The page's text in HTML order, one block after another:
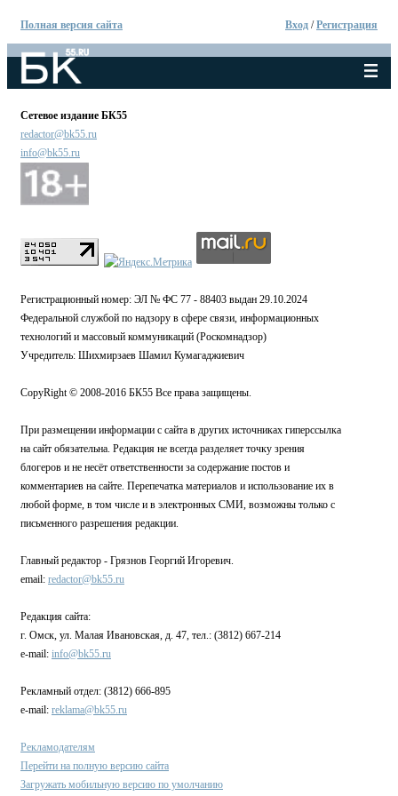
Полная версия сайта Вход /Регистрация
Сетевое издание БК55
redactor@bk55.ru
info@bk55.ru
Регистрационный номер: ЭЛ № ФС 77 - 88403 выдан 29.10.2024
Федеральной службой по надзору в сфере связи, информационных
технологий и массовый коммуникаций (Роскомнадзор)
Учредитель: Шихмирзаев Шамил Кумагаджиевич
CopyRight © 2008-2016 БК55 Все права защищены.
При размещении информации с сайта в других источниках гиперссылка
на сайт обязательна. Редакция не всегда разделяет точку зрения
блогеров и не несёт ответственности за содержание постов и
комментариев на сайте. Перепечатка материалов и использование их в
любой форме, в том числе и в электронных СМИ, возможны только с
письменного разрешения редакции.
Главный редактор - Грязнов Георгий Игоревич.
email: redactor@bk55.ru
Редакция сайта:
г. Омск, ул. Малая Ивановская, д. 47, тел.: (3812) 667-214
e-mail: info@bk55.ru
Рекламный отдел: (3812) 666-895
e-mail: reklama@bk55.ru
Рекламодателям
Перейти на полную версию сайта
Загружать мобильную версию по умолчанию